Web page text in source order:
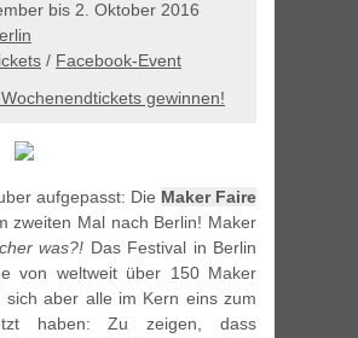
bis 2. Oktober 2016
/ Facebook-Event
gewinnen!
aufgepasst: Die Maker Faire
zweiten Mal nach Berlin! Maker
was?! Das Festival in Berlin
von weltweit über 150 Maker
sich aber alle im Kern eins zum
haben: Zu zeigen, dass